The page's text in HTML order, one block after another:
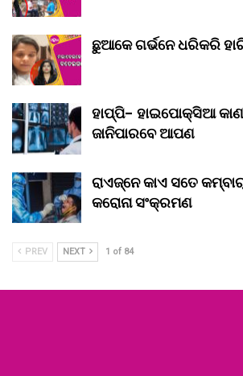
ଛୁଆକେ ଗର୍ଭନେ ଧରିକରି
ହାପ୍ପି- ହାଇପୋକ୍ସିଆ
ଜାନିପାରବେ ଆପଣ
ରାଏଜ୍‌ନେ କାଏ ସତେ
କରୋନା ସଂକ୍ରମଣ
PREV NEXT 1 of 84